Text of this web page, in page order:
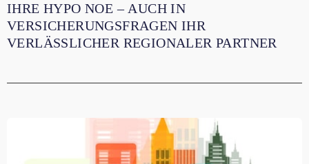
IHRE HYPO NOE – AUCH IN
VERSICHERUNGSFRAGEN IHR
VERLÄSSLICHER REGIONALER PARTNER